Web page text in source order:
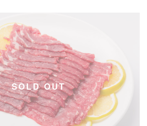
SOLD OUT